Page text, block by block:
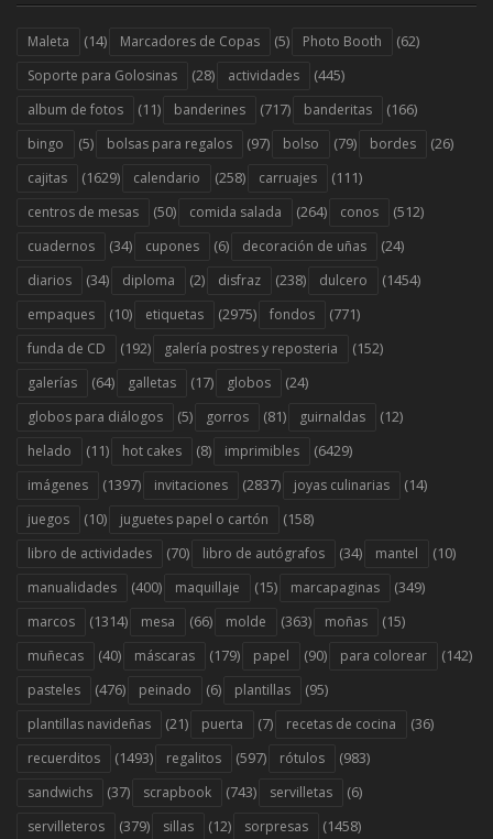
Maleta (14) Marcadores de Copas (5) Photo Booth (62)
Soporte para Golosinas (28) actividades (445)
album de fotos (11) banderines (717) banderitas (166)
bingo (5) bolsas para regalos (97) bolso (79) bordes (26)
cajitas (1629) calendario (258) carruajes (111)
centros de mesas (50) comida salada (264) conos (512)
cuadernos (34) cupones (6) decoración de uñas (24)
diarios (34) diploma (2) disfraz (238) dulcero (1454)
empaques (10) etiquetas (2975) fondos (771)
funda de CD (192) galería postres y reposteria (152)
galerías (64) galletas (17) globos (24)
globos para diálogos (5) gorros (81) guirnaldas (12)
helado (11) hot cakes (8) imprimibles (6429)
imágenes (1397) invitaciones (2837) joyas culinarias (14)
juegos (10) juguetes papel o cartón (158)
libro de actividades (70) libro de autógrafos (34) mantel (10)
manualidades (400) maquillaje (15) marcapaginas (349)
marcos (1314) mesa (66) molde (363) moñas (15)
muñecas (40) máscaras (179) papel (90) para colorear (142)
pasteles (476) peinado (6) plantillas (95)
plantillas navideñas (21) puerta (7) recetas de cocina (36)
recuerditos (1493) regalitos (597) rótulos (983)
sandwichs (37) scrapbook (743) servilletas (6)
servilleteros (379) sillas (12) sorpresas (1458)